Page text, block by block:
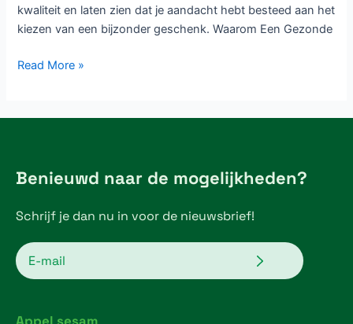
kwaliteit en laten zien dat je aandacht hebt besteed aan het
kiezen van een bijzonder geschenk. Waarom Een Gezonde
Read More »
Benieuwd naar de mogelijkheden?
Schrijf je dan nu in voor de nieuwsbrief!
Email Verzenden